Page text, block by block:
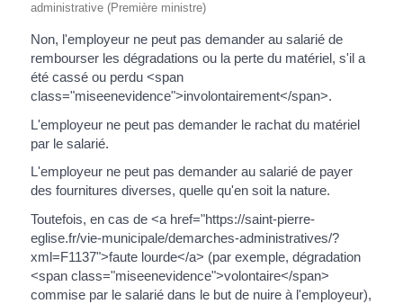
administrative (Première ministre)
Non, l'employeur ne peut pas demander au salarié de
rembourser les dégradations ou la perte du matériel, s'il a
été cassé ou perdu <span
class="miseenevidence">involontairement</span>.
L'employeur ne peut pas demander le rachat du matériel
par le salarié.
L'employeur ne peut pas demander au salarié de payer
des fournitures diverses, quelle qu'en soit la nature.
Toutefois, en cas de <a href="https://saint-pierre-
eglise.fr/vie-municipale/demarches-administratives/?
xml=F1137">faute lourde</a> (par exemple, dégradation
<span class="miseenevidence">volontaire</span>
commise par le salarié dans le but de nuire à l'employeur),